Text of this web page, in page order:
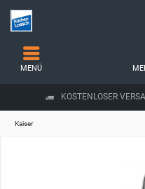
KOSTENLOSER
MENÜ
Kaiser